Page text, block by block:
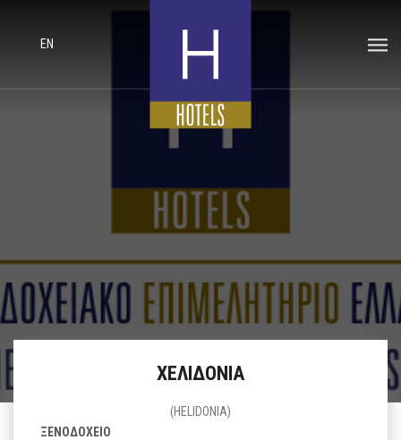
EN
ΧΕΛΙΔΟΝΙΑ
(HELIDONIA)
ΞΕΝΟΔΟΧΕΙΟ